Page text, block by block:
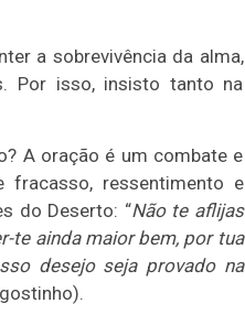
a sobrevivência da alma,
Por isso, insisto tanto na
A oração é um combate e
ressentimento e
s do Deserto: “Não te aflijas
te ainda maior bem, por tua
desejo seja provado na